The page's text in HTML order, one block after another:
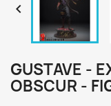

GUSTAVE -
OBSCUR -